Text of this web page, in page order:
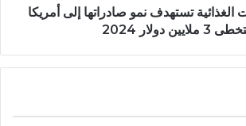
الغذائية تستهدف نمو صادراتها إلى أمريكا
3 ملايين دولار 2024